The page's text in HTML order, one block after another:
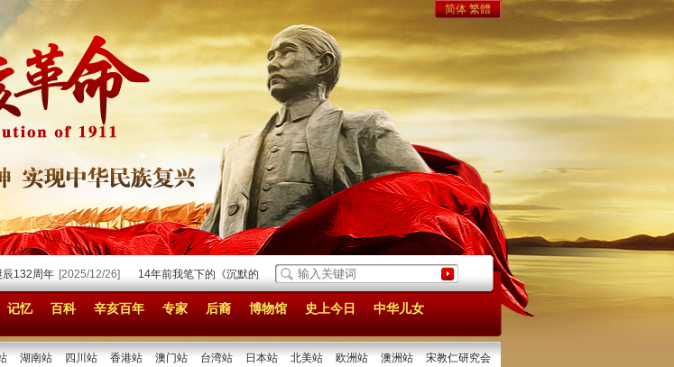
简体 繁體
周年 [2025/12/26] 14年前我笔下的《沉默的荣耀》一一记张执一同志 辛亥纪念 缅怀先贤 [2025/10/10] 今天，一起
记忆 百科 辛亥百年 专家 后裔 博物馆 史上今日 中华儿女
湖南站 四川站 香港站 澳门站 台湾站 日本站 北美站 欧洲站 澳洲站 宋教仁研究会